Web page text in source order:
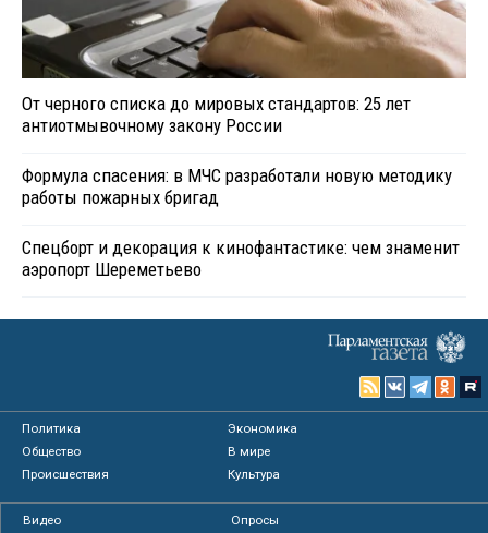
От черного списка до мировых стандартов: 25 лет
антиотмывочному закону России
Формула спасения: в МЧС разработали новую методику
работы пожарных бригад
Спецборт и декорация к кинофантастике: чем знаменит
аэропорт Шереметьево
Политика
Экономика
Общество
В мире
Происшествия
Культура
Видео
Опросы